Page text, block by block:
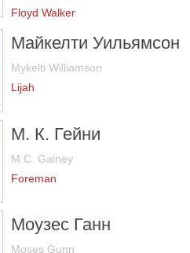
Floyd Walker
Майкелти Уильямсон
Mykelti Williamson
Lijah
М. К. Гейни
M.C. Gainey
Foreman
Моузес Ганн
Moses Gunn